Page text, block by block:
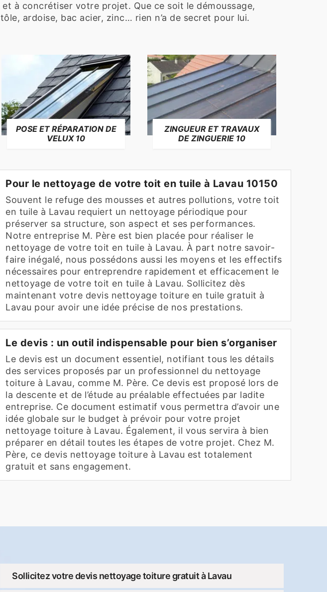
à concrétiser votre projet. Que ce soit le démoussage,
ardoise, bac acier, zinc… rien n’a de secret pour lui.
POSE ET RÉPARATION DE
VELUX 10
ZINGUEUR ET TRAVAUX
DE ZINGUERIE 10
Pour le nettoyage de votre toit en tuile à Lavau 10150
Souvent le refuge des mousses et autres pollutions, votre toit
en tuile à Lavau requiert un nettoyage périodique pour
préserver sa structure, son aspect et ses performances.
Notre entreprise M. Père est bien placée pour réaliser le
nettoyage de votre toit en tuile à Lavau. À part notre savoir-
faire inégalé, nous possédons aussi les moyens et les effectifs
nécessaires pour entreprendre rapidement et efficacement le
nettoyage de votre toit en tuile à Lavau. Sollicitez dès
maintenant votre devis nettoyage toiture en tuile gratuit à
Lavau pour avoir une idée précise de nos prestations.
Le devis : un outil indispensable pour bien s’organiser
Le devis est un document essentiel, notifiant tous les détails
des services proposés par un professionnel du nettoyage
toiture à Lavau, comme M. Père. Ce devis est proposé lors de
la descente et de l’étude au préalable effectuées par ladite
entreprise. Ce document estimatif vous permettra d’avoir une
idée globale sur le budget à prévoir pour votre projet
nettoyage toiture à Lavau. Également, il vous servira à bien
préparer en détail toutes les étapes de votre projet. Chez M.
Père, ce devis nettoyage toiture à Lavau est totalement
gratuit et sans engagement.
Sollicitez votre devis nettoyage toiture gratuit à Lavau